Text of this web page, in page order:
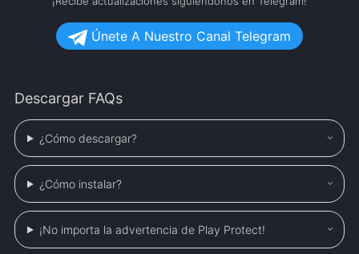
Únete A Nuestro Canal Telegram
Descargar FAQs
¿Cómo descargar?
¿Cómo instalar?
¡No importa la advertencia de Play Protect!